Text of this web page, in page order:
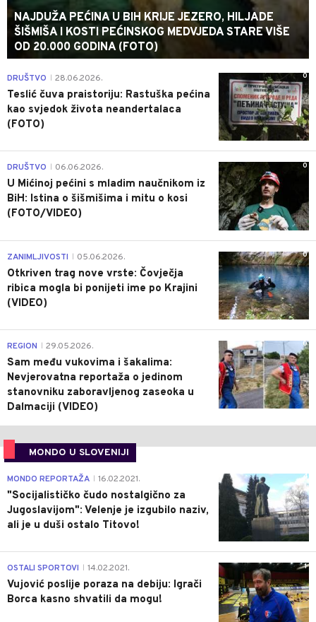
NAJDUŽA PEĆINA U BIH KRIJE JEZERO, HILJADE
ŠIŠMIŠA I KOSTI PEĆINSKOG MEDVJEDA STARE VIŠE
OD 20.000 GODINA (FOTO)
0
DRUŠTVO 28.06.2026.
Teslić čuva praistoriju: Rastuška pećina
kao svjedok života neandertalaca
(FOTO)
0
DRUŠTVO 06.06.2026.
U Mićinoj pećini s mladim naučnikom iz
BiH: Istina o šišmišima i mitu o kosi
(FOTO/VIDEO)
0
ZANIMLJIVOSTI 05.06.2026.
Otkriven trag nove vrste: Čovječja
ribica mogla bi ponijeti ime po Krajini
(VIDEO)
0
REGION 29.05.2026.
Sam među vukovima i šakalima:
Nevjerovatna reportaža o jedinom
stanovniku zaboravljenog zaseoka u
Dalmaciji (VIDEO)
MONDO U SLOVENIJI
4
MONDO REPORTAŽA 16.02.2021.
"Socijalističko čudo nostalgično za
Jugoslavijom": Velenje je izgubilo naziv,
ali je u duši ostalo Titovo!
1
OSTALI SPORTOVI 14.02.2021.
Vujović poslije poraza na debiju: Igrači
Borca kasno shvatili da mogu!